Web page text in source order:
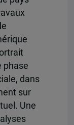
phase
dans
sur
Une